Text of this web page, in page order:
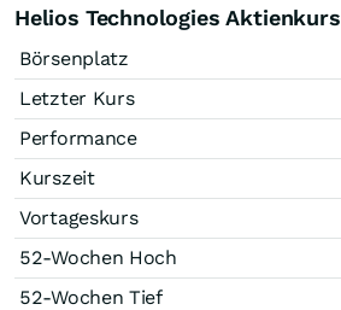
Helios Technologies Aktienkurs
Börsenplatz
Letzter Kurs
Performance
Kurszeit
Vortageskurs
52-Wochen Hoch
52-Wochen Tief